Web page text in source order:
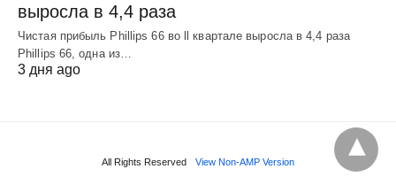
выросла в 4,4 раза
Чистая прибыль Phillips 66 во ll квартале выросла в 4,4 раза
Phillips 66, одна из…
3 дня ago
All Rights Reserved View Non-AMP Version